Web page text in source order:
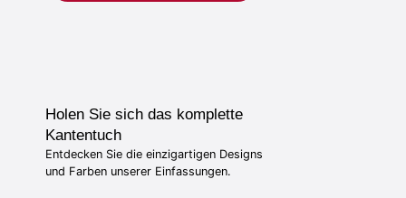
Holen Sie sich das komplette
Kantentuch
Entdecken Sie die einzigartigen Designs
und Farben unserer Einfassungen.